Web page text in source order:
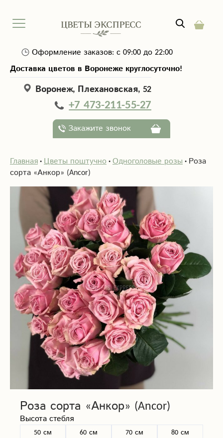
Оформление заказов: с 09:00 до 22:00
Доставка цветов в Воронеже круглосуточно!
Воронеж, Плехановская, 52
+7 473-211-55-27
Закажите звонок
Главная Цветы поштучно Одноголовые розы Роза
сорта «Анкор» (Ancor)
Роза сорта «Анкор» (Ancor)
Высота стебля
50 см 60 см 70 см 80 см